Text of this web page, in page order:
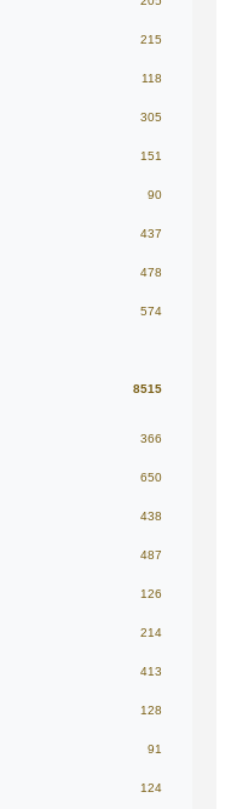
215
118
305
151
90
437
478
574
8515
366
650
438
487
126
214
413
128
91
124